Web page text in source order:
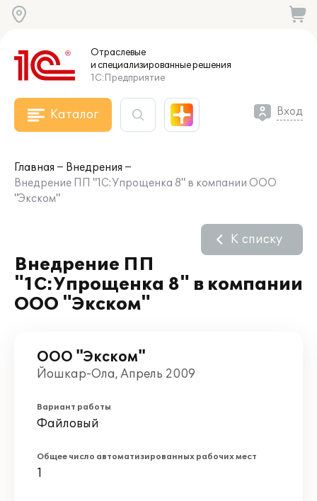
Отраслевые
и специализированныерешения
1С:Предприятие
Каталог Вход
Главная
Внедрения
Внедрение ПП "1С:Упрощенка 8" в компании ООО
"Экском"
Внедрение ПП
"1С:Упрощенка 8" в компании
ООО "Экском"
К списку
ООО "Экском"
Йошкар-Ола, Апрель 2009
Вариант работы
Файловый
Общее число автоматизированных рабочих мест
1